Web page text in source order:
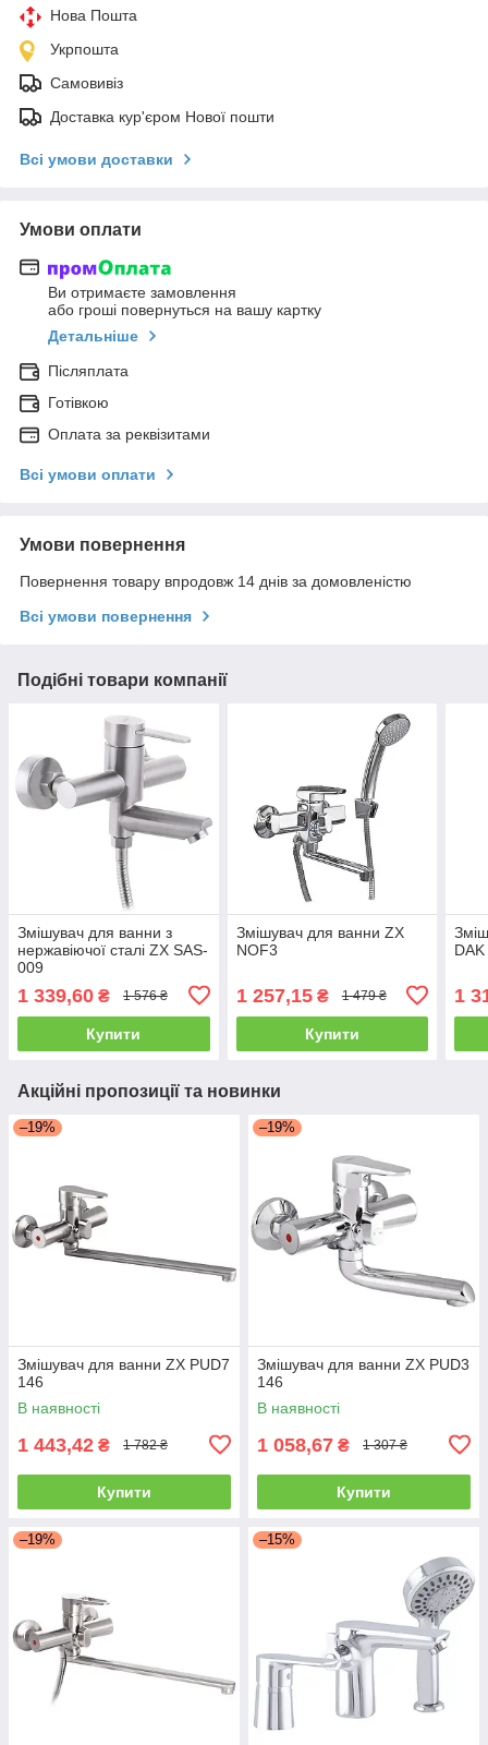
Нова Пошта
Укрпошта
Самовивіз
Доставка кур'єром Нової пошти
Всі умови доставки
Умови оплати
Ви отримаєте замовлення
або гроші повернуться на вашу картку
Детальніше
Післяплата
Готівкою
Оплата за реквізитами
Всі умови оплати
Умови повернення
Повернення товару впродовж 14 днів за домовленістю
Всі умови повернення
Подібні товари компанії
Змішувач для ванни з
нержавіючої сталі ZX SAS-
009
1 339,60 ₴ 1 576 ₴
Купити
Змішувач для ванни ZX
NOF3
1 257,15₴ 1 479 ₴
Купити
1
Акційні пропозиції та новинки
–19%
Змішувач для ванни ZX PUD7
146
В наявності
1 443,42 ₴ 1 782 ₴
Купити
–19%
Змішувач для ванни ZX PUD3
146
В наявності
1 058,67 ₴ 1 307 ₴
Купити
–19% –15%